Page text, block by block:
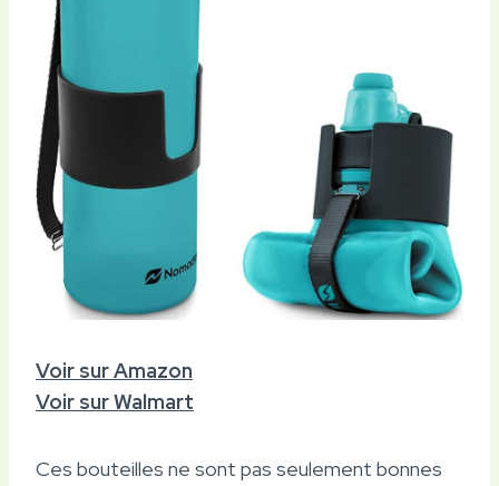
Voir sur Amazon
Voir sur Walmart
Ces bouteilles ne sont pas seulement bonnes